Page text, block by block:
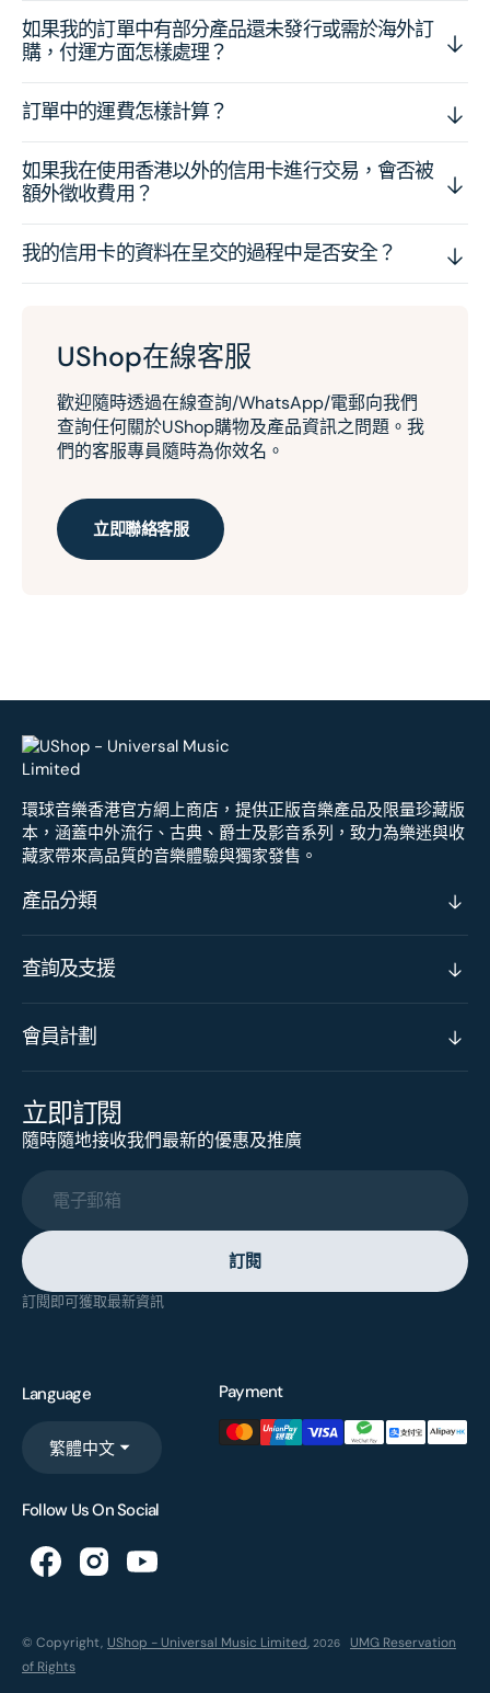
如果我的訂單中有部分產品還未發行或需於海外訂
購，付運方面怎樣處理？
訂單中的運費怎樣計算？
如果我在使用香港以外的信用卡進行交易，會否被
額外徵收費用？
我的信用卡的資料在呈交的過程中是否安全？
UShop在線客服
歡迎隨時透過在線查詢/WhatsApp/電郵向我們
查詢任何關於UShop購物及產品資訊之問題。我
們的客服專員隨時為你效名。
立即聯絡客服
環球音樂香港官方網上商店，提供正版音樂產品及限量珍藏版
本，涵蓋中外流行、古典、爵士及影音系列，致力為樂迷與收
藏家帶來高品質的音樂體驗與獨家發售。
產品分類
查詢及支援
會員計劃
立即訂閱
隨時隨地接收我們最新的優惠及推廣
電子郵箱
訂閱
訂閱即可獲取最新資訊
Language
繁體中文
Payment
Follow Us On Social
© Copyright, UShop - Universal Music Limited, 2026
UMG Reservation
of Rights